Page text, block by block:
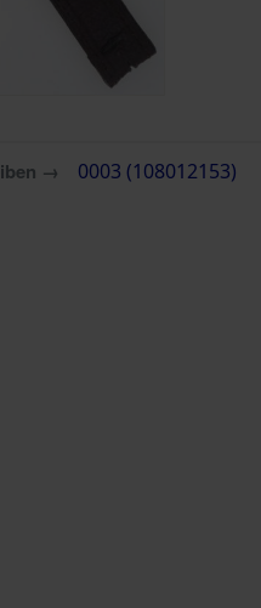
→ 0003 (108012153)